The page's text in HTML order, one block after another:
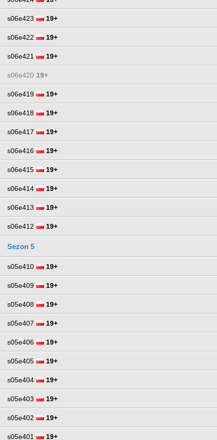
s06e423 19+
s06e422 19+
s06e421 19+
s06e420 19+
s06e419 19+
s06e418 19+
s06e417 19+
s06e416 19+
s06e415 19+
s06e414 19+
s06e413 19+
s06e412 19+
Sezon 5
s05e410 19+
s05e409 19+
s05e408 19+
s05e407 19+
s05e406 19+
s05e405 19+
s05e404 19+
s05e403 19+
s05e402 19+
s05e401 19+